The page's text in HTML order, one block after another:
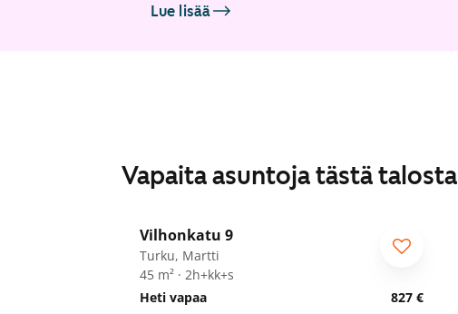
Lue lisää
Vapaita asuntoja tästä talosta
Vilhonkatu 9
Turku, Martti
45 m² · 2h+kk+s
Heti vapaa
827 €